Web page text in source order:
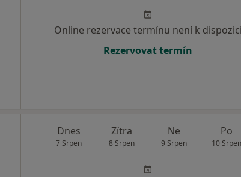
Online rezervace termínu není k dispozici
Rezervovat termín
Dnes
7 Srpen
Zítra
8 Srpen
Ne
9 Srpen
Po
10 Srpen